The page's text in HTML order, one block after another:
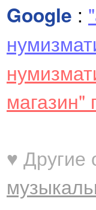
Google :
магазин"
♥ Другие